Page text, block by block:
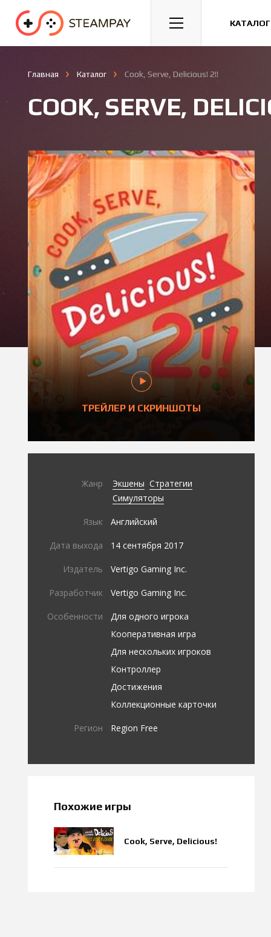
Спорт Гонки Казуальные
Главная Каталог Cook, Serve, Delicious! 2!!
COOK, SERVE,
ТРЕЙЛЕР И СКРИНШОТЫ
Жанр Экшены Стратегии
Симуляторы
Язык Английский
Дата выхода 14 сентября 2017
Издатель Vertigo Gaming Inc.
Разработчик Vertigo Gaming Inc.
Особенности
Для одного игрока
Кооперативная игра
Для нескольких игроков
Контроллер
Достижения
Коллекционные карточки
Регион Region Free
Похожие игры
Cook, Serve, Delicious!